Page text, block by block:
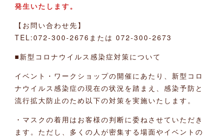
発生いたします。
【お問い合わせ先】
TEL:072-300-2676または 072-300-2673
■新型コロナウイルス感染症対策について
イベント・ワークショップの開催にあたり、新型コロ
ナウイルス感染症の現在の状況を踏まえ、感染予防と
流行拡大防止のため以下の対策を実施いたします。
・マスクの着用はお客様の判断に委ねさせていただき
ます。ただし、多くの人が密集する場面やイベントの